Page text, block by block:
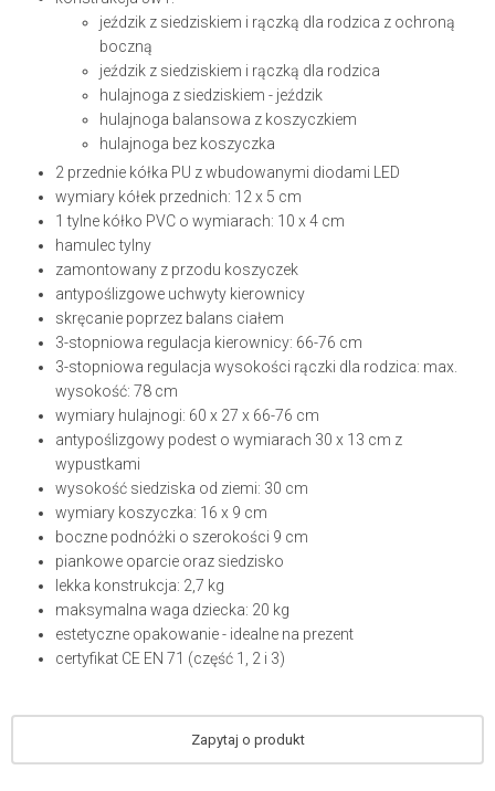
jeździk z siedziskiem i rączką dla rodzica z ochroną
boczną
jeździk z siedziskiem i rączką dla rodzica
hulajnoga z siedziskiem - jeździk
hulajnoga balansowa z koszyczkiem
hulajnoga bez koszyczka
2 przednie kółka PU z wbudowanymi diodami LED
wymiary kółek przednich: 12 x 5 cm
1 tylne kółko PVC o wymiarach: 10 x 4 cm
hamulec tylny
zamontowany z przodu koszyczek
antypoślizgowe uchwyty kierownicy
skręcanie poprzez balans ciałem
3-stopniowa regulacja kierownicy: 66-76 cm
3-stopniowa regulacja wysokości rączki dla rodzica: max.
wysokość: 78 cm
wymiary hulajnogi: 60 x 27 x 66-76 cm
antypoślizgowy podest o wymiarach 30 x 13 cm z
wypustkami
wysokość siedziska od ziemi: 30 cm
wymiary koszyczka: 16 x 9 cm
boczne podnóżki o szerokości 9 cm
piankowe oparcie oraz siedzisko
lekka konstrukcja: 2,7 kg
maksymalna waga dziecka: 20 kg
estetyczne opakowanie - idealne na prezent
certyfikat CE EN 71 (część 1, 2 i 3)
Zapytaj o produkt